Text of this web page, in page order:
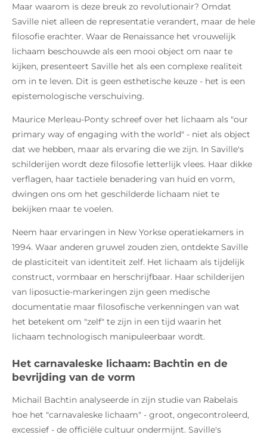
Maar waarom is deze breuk zo revolutionair? Omdat
Saville niet alleen de representatie verandert, maar de hele
filosofie erachter. Waar de Renaissance het vrouwelijk
lichaam beschouwde als een mooi object om naar te
kijken, presenteert Saville het als een complexe realiteit
om in te leven. Dit is geen esthetische keuze - het is een
epistemologische verschuiving.
Maurice Merleau-Ponty schreef over het lichaam als "our
primary way of engaging with the world" - niet als object
dat we hebben, maar als ervaring die we zijn. In Saville's
schilderijen wordt deze filosofie letterlijk vlees. Haar dikke
verflagen, haar tactiele benadering van huid en vorm,
dwingen ons om het geschilderde lichaam niet te
bekijken maar te voelen.
Neem haar ervaringen in New Yorkse operatiekamers in
1994. Waar anderen gruwel zouden zien, ontdekte Saville
de plasticiteit van identiteit zelf. Het lichaam als tijdelijk
construct, vormbaar en herschrijfbaar. Haar schilderijen
van liposuctie-markeringen zijn geen medische
documentatie maar filosofische verkenningen van wat
het betekent om "zelf" te zijn in een tijd waarin het
lichaam technologisch manipuleerbaar wordt.
Het carnavaleske lichaam: Bachtin en de
bevrijding van de vorm
Michail Bachtin analyseerde in zijn studie van Rabelais
hoe het "carnavaleske lichaam" - groot, ongecontroleerd,
excessief - de officiële cultuur ondermijnt. Saville's